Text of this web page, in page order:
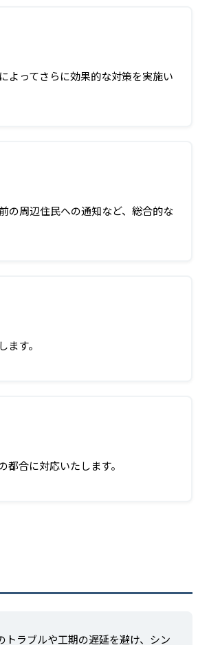
よってさらに効果的な対策を実施い
の周辺住民への通知など、総合的な
す。
合に対応いたします。
ラブルや工期の遅延を避け、シン